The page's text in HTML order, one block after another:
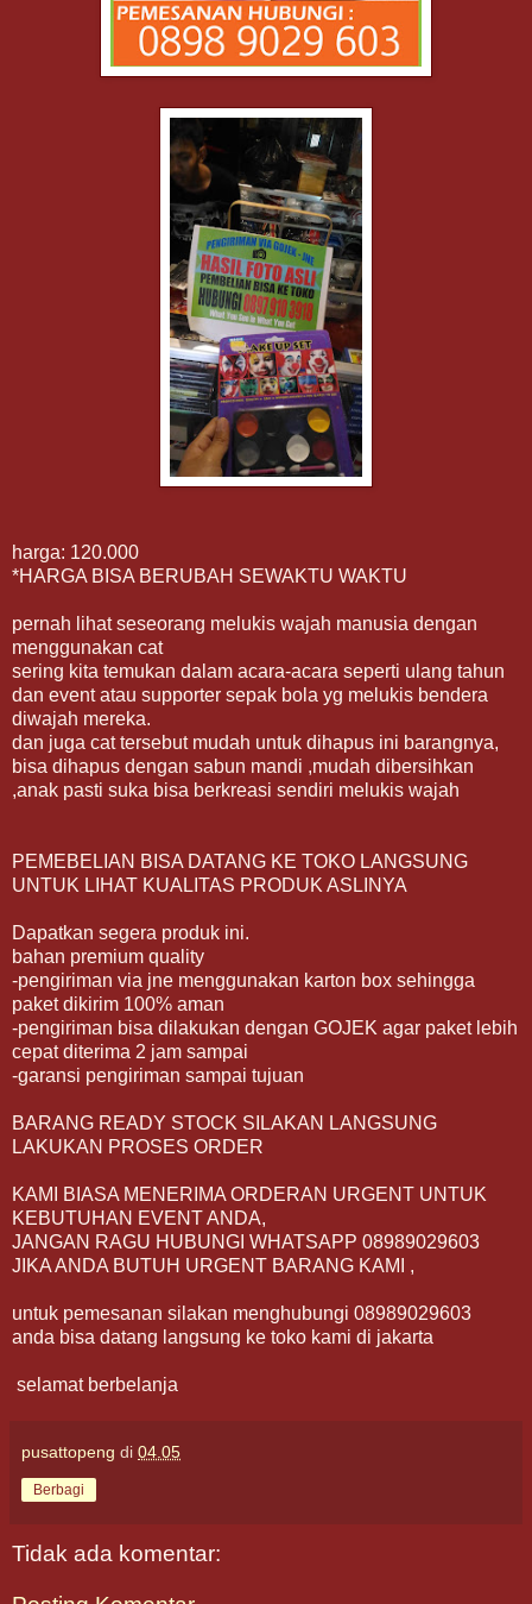
harga: 120.000
*HARGA BISA BERUBAH SEWAKTU WAKTU
pernah lihat seseorang melukis wajah manusia dengan
menggunakan cat
sering kita temukan dalam acara-acara seperti ulang tahun
dan event atau supporter sepak bola yg melukis bendera
diwajah mereka.
dan juga cat tersebut mudah untuk dihapus ini barangnya,
bisa dihapus dengan sabun mandi ,mudah dibersihkan
,anak pasti suka bisa berkreasi sendiri melukis wajah
PEMEBELIAN BISA DATANG KE TOKO LANGSUNG
UNTUK LIHAT KUALITAS PRODUK ASLINYA
Dapatkan segera produk ini.
bahan premium quality
-pengiriman via jne menggunakan karton box sehingga
paket dikirim 100% aman
-pengiriman bisa dilakukan dengan GOJEK agar paket lebih
cepat diterima 2 jam sampai
-garansi pengiriman sampai tujuan
BARANG READY STOCK SILAKAN LANGSUNG
LAKUKAN PROSES ORDER
KAMI BIASA MENERIMA ORDERAN URGENT UNTUK
KEBUTUHAN EVENT ANDA,
JANGAN RAGU HUBUNGI WHATSAPP 08989029603
JIKA ANDA BUTUH URGENT BARANG KAMI ,
untuk pemesanan silakan menghubungi 08989029603
anda bisa datang langsung ke toko kami di jakarta
selamat berbelanja
pusattopeng di 04.05
Berbagi
Tidak ada komentar: